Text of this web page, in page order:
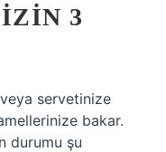
3
servetinize
bakar.
durumu şu